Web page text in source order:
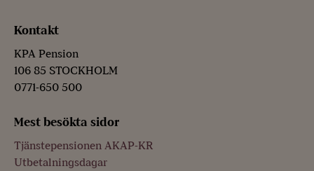
Du kan själv välja vem eller vilka som ska vara
förmånstagare
Kontakt
KPA Pension
106 85 STOCKHOLM
0771-650 500
Mest besökta sidor
Tjänstepensionen AKAP-KR
Utbetalningsdagar